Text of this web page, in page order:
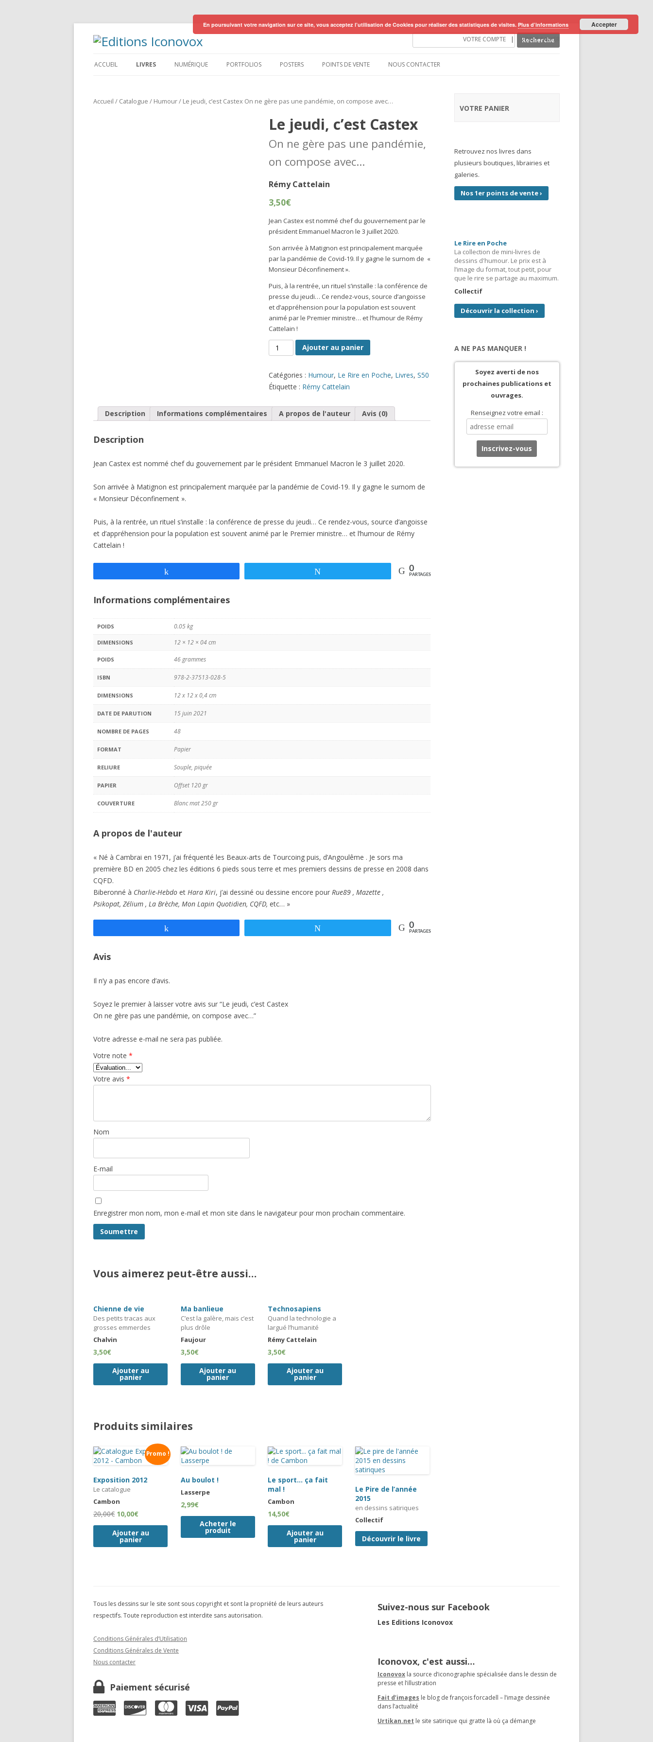
Recherche
:
VOTRE COMPTE VOTRE PANIER
ACCUEIL LIVRES NUMÉRIQUE PORTFOLIOS POSTERS POINTS DE VENTE NOUS CONTACTER
Accueil / Catalogue / Humour/ Le jeudi, c’est Castex On ne gère pas une pandémie, on compose avec…
Le jeudi, c’est Castex
On ne gère pas une pandémie,
on compose avec…
Rémy Cattelain
3,50€
Jean Castex est nommé chef du gouvernement par le
président Emmanuel Macron le 3 juillet 2020.
Son arrivée à Matignon est principalement marquée
par la pandémie de Covid-19. Il y gagne le surnom de «
Monsieur Déconfinement ».
Puis, à la rentrée, un rituel s’installe : la conférence de
presse du jeudi… Ce rendez-vous, source d’angoisse
et d’appréhension pour la population est souvent
animé par le Premier ministre… et l’humour de Rémy
Cattelain !
quantité
de
jeudi,
c'est
Ajouter au panier
Catégories : Humour, Le Rire en Poche, Livres,S50
Étiquette : Rémy Cattelain
Description Informations complémentaires A propos de l'auteur Avis (0)
Description
Jean Castex est nommé chef du gouvernement par le président Emmanuel Macron le 3 juillet 2020.
Son arrivée à Matignon est principalement marquée par la pandémie de Covid-19. Il y gagne le surnom de
« Monsieur Déconfinement ».
Puis, à la rentrée, un rituel s’installe : la conférence de presse du jeudi… Ce rendez-vous, source d’angoisse
et d’appréhension pour la population est souvent animé par le Premier ministre… et l’humour de Rémy
Cattelain !
0
PARTAGES
Informations complémentaires
POIDS 0.05 kg
DIMENSIONS 12 × 12 × 04 cm
POIDS 46 grammes
ISBN 978-2-37513-028-5
DIMENSIONS 12 x 12 x 0,4 cm
DATE DE PARUTION 15 juin 2021
NOMBRE DE PAGES 48
FORMAT Papier
RELIURE Souple, piquée
PAPIER Offset 120 gr
COUVERTURE Blanc mat 250 gr
A propos de l'auteur
« Né à Cambrai en 1971, j’ai fréquenté les Beaux-arts de Tourcoing puis, d’Angoulême . Je sors ma
première BD en 2005 chez les éditions 6 pieds sous terre et mes premiers dessins de presse en 2008 dans
CQFD.
Biberonné à Charlie-Hebdo et Hara Kiri, j’ai dessiné ou dessine encore pour Rue89 , Mazette ,
Psikopat, Zélium , La Brèche, Mon Lapin Quotidien, CQFD, etc… »
0
PARTAGES
Avis
Il n’y a pas encore d’avis.
Soyez le premier à laisser votre avis sur “Le jeudi, c’est Castex
On ne gère pas une pandémie, on compose avec…”
Votre adresse e-mail ne sera pas publiée.
Votre note *
Votre avis *
Nom
E-mail
Enregistrer mon nom, mon e-mail et mon site dans le navigateur pour mon prochain commentaire.
Vous aimerez peut-être aussi…
Chienne de vie
Des petits tracas aux
grosses emmerdes
Chalvin
3,50€
Ajouter au
panier
Ma banlieue
C’est la galère, mais c’est
plus drôle
Faujour
3,50€
Ajouter au
panier
Technosapiens
Quand la technologie a
largué l’humanité
Rémy Cattelain
3,50€
Ajouter au
panier
Produits similaires
Promo !
Exposition 2012
Le catalogue
Cambon
20,00€ 10,00€
Ajouter au
panier
Au boulot !
Lasserpe
2,99€
Acheter le
produit
Le sport… ça fait
mal !
Cambon
14,50€
Ajouter au
panier
Le Pire de l’année
2015
en dessins satiriques
Collectif
Découvrir le livre
VOTRE PANIER
Retrouvez nos livres dans
plusieurs boutiques, librairies et
galeries.
Nos 1er points de vente›
Le Rire en Poche
La collection de mini-livres de
dessins d'humour. Le prix est à
l’image du format, tout petit, pour
que le rire se partage au maximum.
Collectif
Découvrir la collection ›
A NE PAS MANQUER !
Soyez averti de nos
prochaines publications et
ouvrages.
Renseignez votre email :
Tous les dessins sur le site sont sous copyright et sont la propriété de leurs auteurs
respectifs. Toute reproduction est interdite sans autorisation.
Conditions Générales d’Utilisation
Conditions Générales de Vente
Nous contacter
Paiement sécurisé
Suivez-nous sur Facebook
Les Editions Iconovox
Iconovox, c'est aussi…
Iconovox la source d’iconographie spécialisée dans le dessin de
presse et l’illustration
Fait d’images le blog de françois forcadell – l’image dessinée
dans l’actualité
Urtikan.net le site satirique qui gratte là où ça démange
En poursuivant votre navigation sur ce site, vous acceptez l’utilisation de Cookies pour réaliser des statistiques de visites. Plus d’informations Accepter